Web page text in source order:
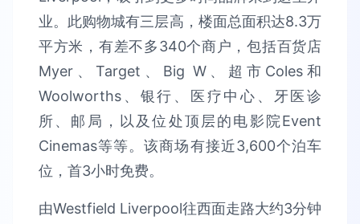
业。此购物城有三层高，楼面总面积达8.3万
平方米，有差不多340个商户，包括百货店
Myer、Target、Big W、超市Coles和
Woolworths、银行、医疗中心、牙医诊
所、邮局，以及位处顶层的电影院Event
Cinemas等等。该商场有接近3,600个泊车
位，首3小时免费。
由Westfield Liverpool往西面走路大约3分钟